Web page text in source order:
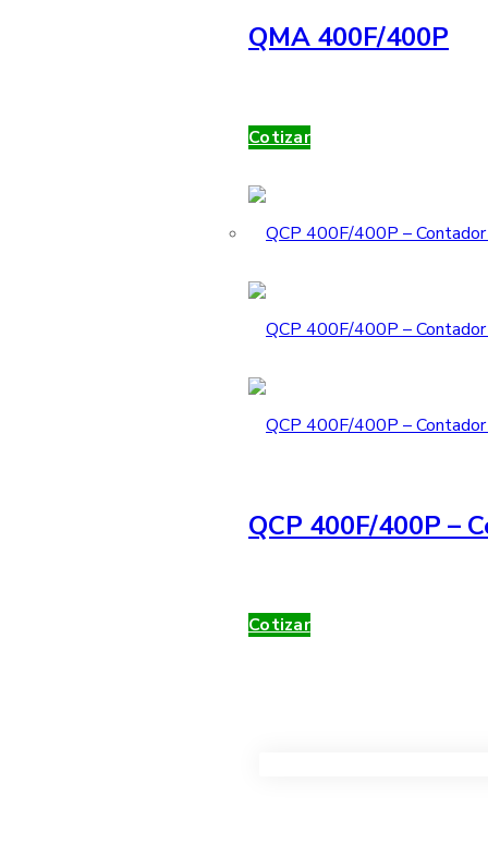
QMA 400F/400P
Cotizar
QCP 400F/400P –
Cotizar